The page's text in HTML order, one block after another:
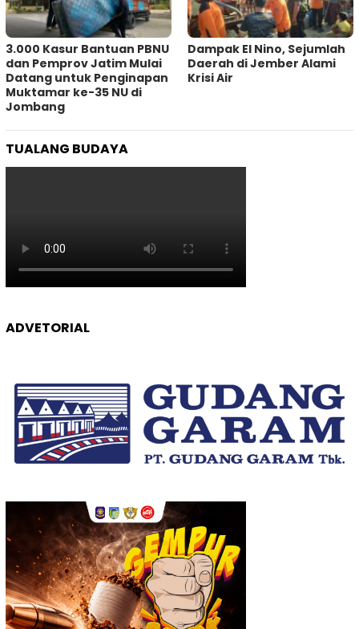
3.000 Kasur Bantuan PBNU
dan Pemprov Jatim Mulai
Datang untuk Penginapan
Muktamar ke-35 NU di
Jombang
Dampak El Nino, Sejumlah
Daerah di Jember Alami
Krisi Air
TUALANG BUDAYA
ADVETORIAL